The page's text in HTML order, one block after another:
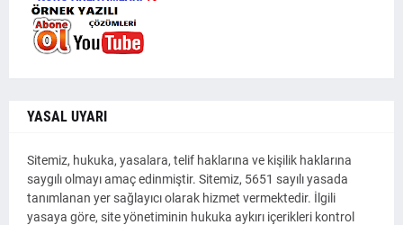
YASAL UYARI
Sitemiz, hukuka, yasalara, telif haklarına ve kişilik haklarına
saygılı olmayı amaç edinmiştir. Sitemiz, 5651 sayılı yasada
tanımlanan yer sağlayıcı olarak hizmet vermektedir. İlgili
yasaya göre, site yönetiminin hukuka aykırı içerikleri kontrol